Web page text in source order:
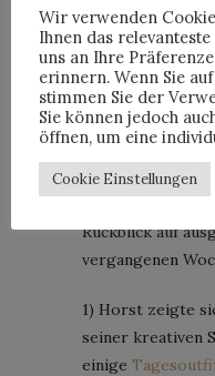
Posted
Nach einer
wenig Schlaf
Sauerstoff.
Bevor ich mich
Rückblick auf
vergangenen
1) Horst zeigte
seiner kreativen
einige
Wir verwenden
Ihnen das
uns an Ihre
erinnern. Wenn Sie
stimmen Sie der
Sie können jedoch
öffnen, um eine
Cookie Einstellungen